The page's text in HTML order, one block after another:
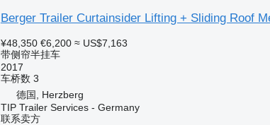
Berger Trailer Curtainsider Lifting + Sliding Roof
¥48,350 €6,200 ≈ US$7,163
带侧帘半挂车
2017
车桥数 3
德国, Herzberg
TIP Trailer Services - Germany
联系卖方